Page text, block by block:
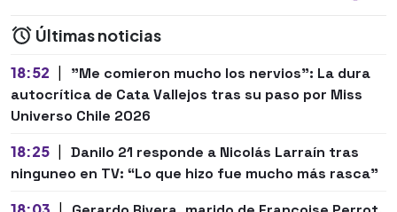
Últimas noticias
18:52
"Me comieron mucho los nervios": La dura
autocrítica de Cata Vallejos tras su paso por Miss
Universo Chile 2026
18:25
Danilo 21 responde a Nicolás Larraín tras
ninguneo en TV: “Lo que hizo fue mucho más rasca”